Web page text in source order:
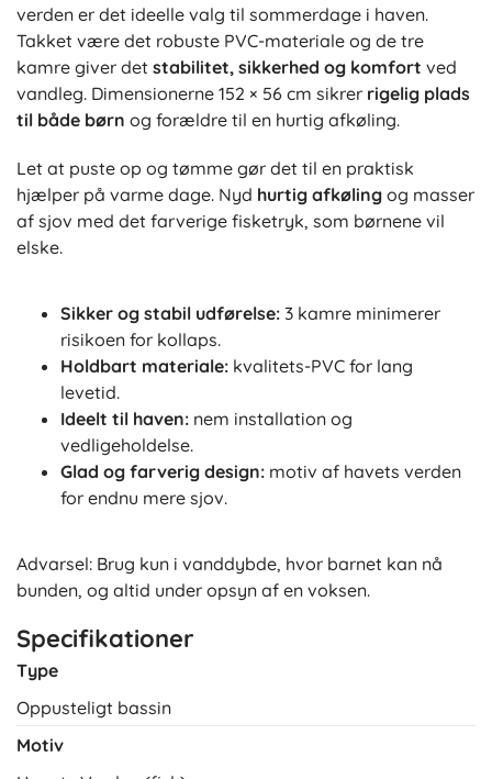
verden er det ideelle valg til sommerdage i haven.
Takket være det robuste PVC-materiale og de tre
kamre giver det stabilitet, sikkerhed og komfort ved
vandleg. Dimensionerne 152 × 56 cm sikrer rigelig plads
til både børn og forældre til en hurtig afkøling.
Let at puste op og tømme gør det til en praktisk
hjælper på varme dage. Nyd hurtig afkøling og masser
af sjov med det farverige fisketryk, som børnene vil
elske.
Sikker og stabil udførelse: 3 kamre minimerer
risikoen for kollaps.
Holdbart materiale: kvalitets-PVC for lang
levetid.
Ideelt til haven: nem installation og
vedligeholdelse.
Glad og farverig design: motiv af havets verden
for endnu mere sjov.
Advarsel: Brug kun i vanddybde, hvor barnet kan nå
bunden, og altid under opsyn af en voksen.
Specifikationer
Type
Oppusteligt bassin
Motiv